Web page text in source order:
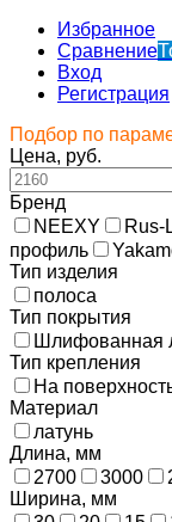
Избранное
Сравнение
Вход
Регистрация
Подбор по
Цена, руб.
Бренд
NEEXY
Rus-
профиль
Тип изделия
полоса
Тип покрытия
Шлифованная
Тип крепления
На
Материал
латунь
Длина, мм
2700
3000
Ширина, мм